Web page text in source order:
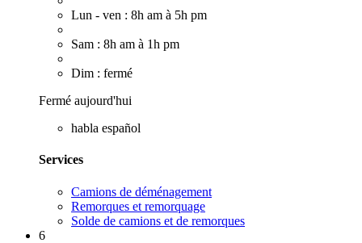
Lun - ven : 8h am à 5h pm
Sam : 8h am à 1h pm
Dim : fermé
Fermé aujourd'hui
habla español
Services
Camions de déménagement
Remorques et remorquage
Solde de camions et de remorques
6